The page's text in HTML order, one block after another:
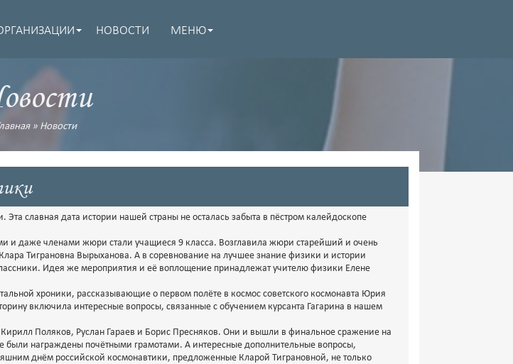
НОВОСТИ МЕНЮ
» Новости
Эта славная дата истории нашей страны не осталась забыта в пёстром калейдоскопе
и даже членами жюри стали учащиеся 9 класса. Возглавила жюри старейший и очень
Тиграновна Вырыханова. А в соревнование на лучшее знание физики и истории
Идея же мероприятия и её воплощение принадлежат учителю физики Елене
хроники, рассказывающие о первом полёте в космос советского космонавта Юрия
включила интересные вопросы, связанные с обучением курсанта Гагарина в нашем
Поляков, Руслан Гараев и Борис Пресняков. Они и вышли в финальное сражение на
были награждены почётными грамотами. А интересные дополнительные вопросы,
днём российской космонавтики, предложенные Кларой Тиграновной, не только